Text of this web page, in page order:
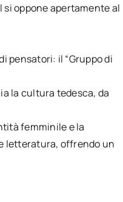
si oppone apertamente al
pensatori: il “Gruppo di
la cultura tedesca, da
femminile e la
letteratura, offrendo un